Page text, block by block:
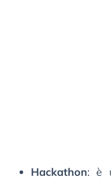
Hackathon: è